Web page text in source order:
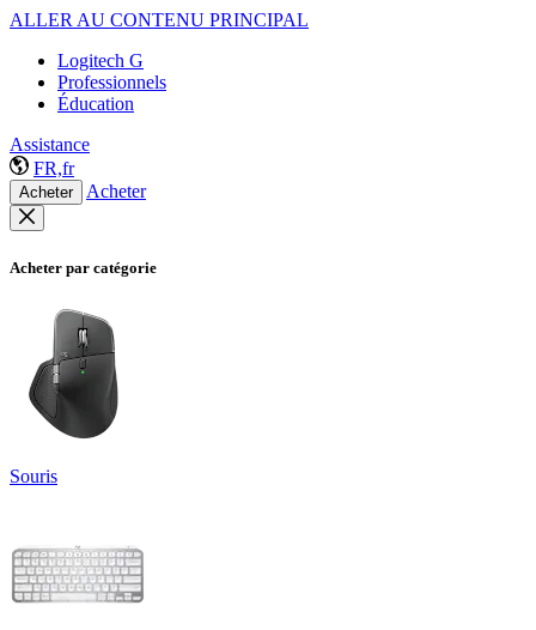
ALLER AU CONTENU PRINCIPAL
Logitech G
Professionnels
Éducation
Assistance
FR,fr
Acheter Acheter
Acheter par catégorie
Souris